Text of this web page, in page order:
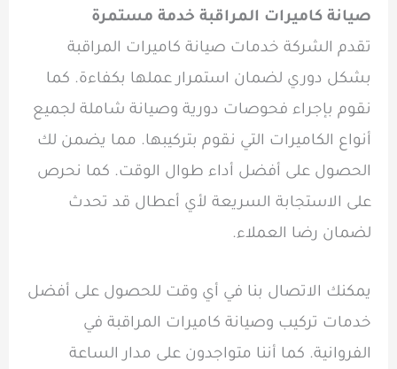
صيانة كاميرات المراقبة خدمة مستمرة
تقدم الشركة خدمات صيانة كاميرات المراقبة
بشكل دوري لضمان استمرار عملها بكفاءة. كما
نقوم بإجراء فحوصات دورية وصيانة شاملة لجميع
أنواع الكاميرات التي نقوم بتركيبها. مما يضمن لك
الحصول على أفضل أداء طوال الوقت. كما نحرص
على الاستجابة السريعة لأي أعطال قد تحدث
لضمان رضا العملاء.
يمكنك الاتصال بنا في أي وقت للحصول على أفضل
خدمات تركيب وصيانة كاميرات المراقبة في
الفروانية. كما أننا متواجدون على مدار الساعة